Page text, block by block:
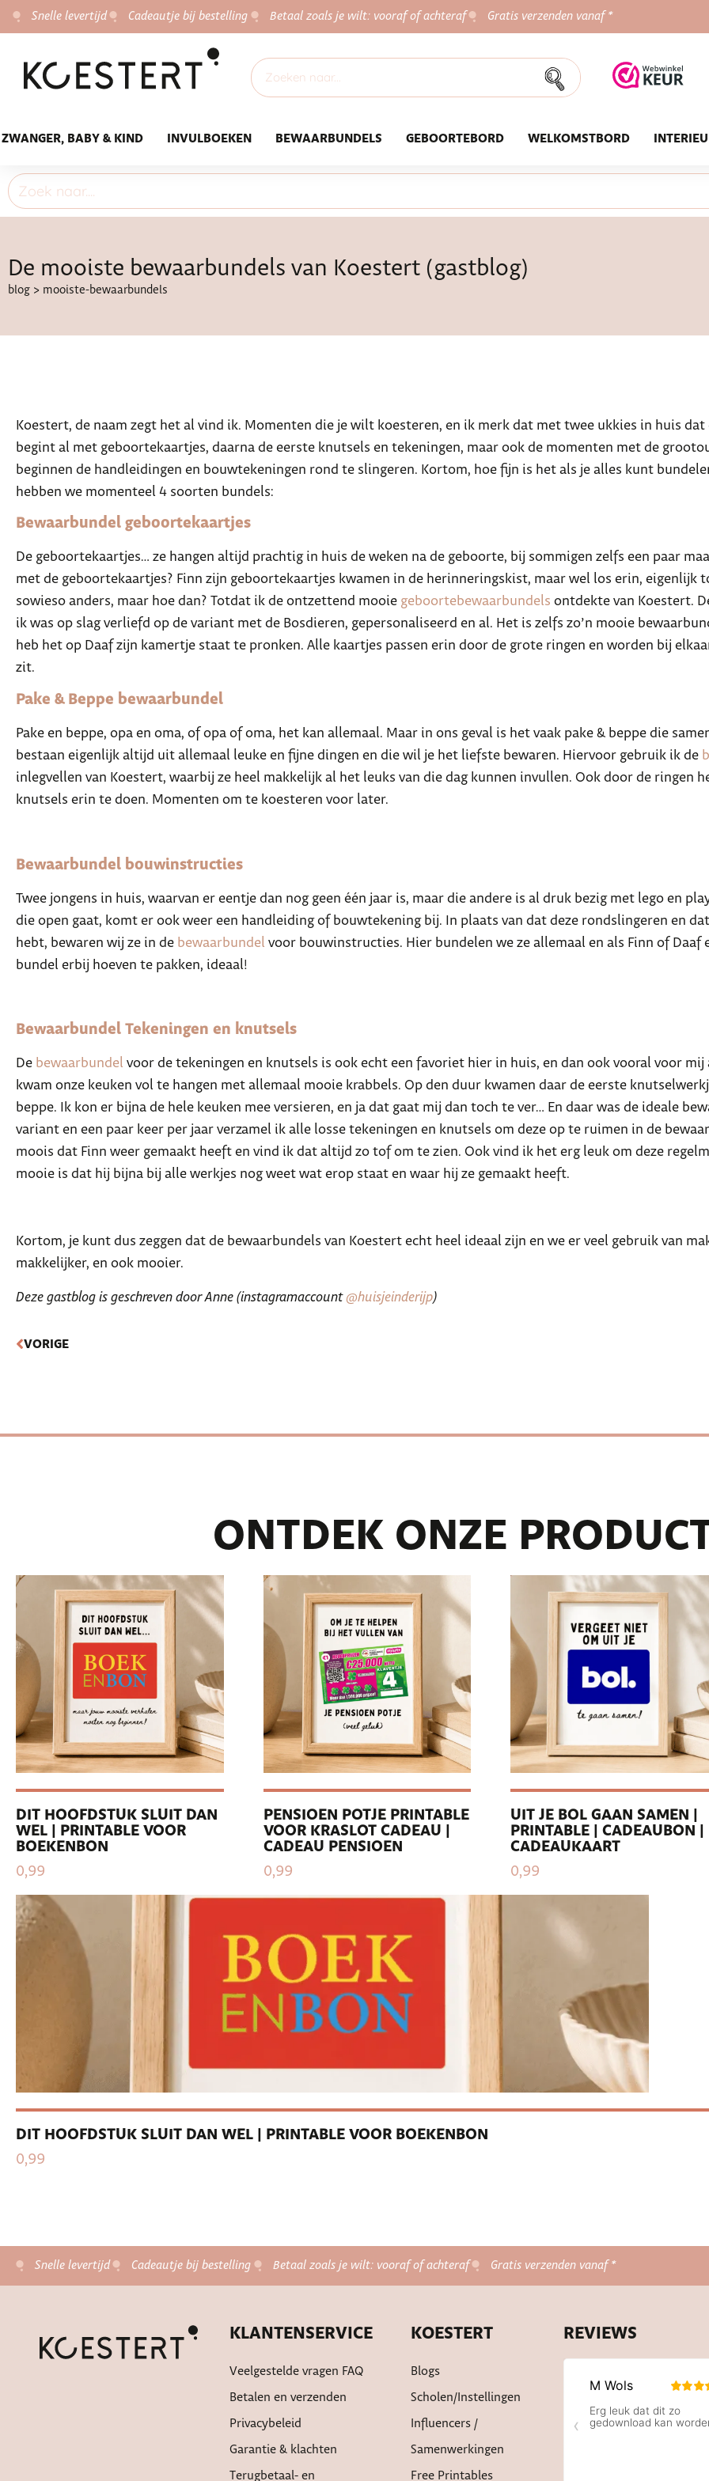
Snelle levertijd Cadeautje bij bestelling Betaal zoals je wilt: vooraf of achteraf Gratis verzenden vanaf *
ZWANGER, BABY & KIND INVULBOEKEN BEWAARBUNDELS GEBOORTEBORD WELKOMSTBORD
De mooiste bewaarbundels van Koestert (gastblog)
blog > mooiste-bewaarbundels
Koestert, de naam zegt het al vind ik. Momenten die je wilt koesteren, en ik merk dat met twee ukkies in huis
begint al met geboortekaartjes, daarna de eerste knutsels en tekeningen, maar ook de momenten met de
beginnen de handleidingen en bouwtekeningen rond te slingeren. Kortom, hoe fijn is het als je alles kunt
hebben we momenteel 4 soorten bundels:
Bewaarbundel geboortekaartjes
De geboortekaartjes… ze hangen altijd prachtig in huis de weken na de geboorte, bij sommigen zelfs een paar
met de geboortekaartjes? Finn zijn geboortekaartjes kwamen in de herinneringskist, maar wel los erin, eigenlijk
sowieso anders, maar hoe dan? Totdat ik de ontzettend mooie geboortebewaarbundels ontdekte van Koestert.
ik was op slag verliefd op de variant met de Bosdieren, gepersonaliseerd en al. Het is zelfs zo’n mooie
heb het op Daaf zijn kamertje staat te pronken. Alle kaartjes passen erin door de grote ringen en worden bij
zit.
Pake & Beppe bewaarbundel
Pake en beppe, opa en oma, of opa of oma, het kan allemaal. Maar in ons geval is het vaak pake & beppe die
bestaan eigenlijk altijd uit allemaal leuke en fijne dingen en die wil je het liefste bewaren. Hiervoor gebruik ik de
inlegvellen van Koestert, waarbij ze heel makkelijk al het leuks van die dag kunnen invullen. Ook door de ringen
knutsels erin te doen. Momenten om te koesteren voor later.
Bewaarbundel bouwinstructies
Twee jongens in huis, waarvan er eentje dan nog geen één jaar is, maar die andere is al druk bezig met lego en
die open gaat, komt er ook weer een handleiding of bouwtekening bij. In plaats van dat deze rondslingeren en
hebt, bewaren wij ze in de bewaarbundel voor bouwinstructies. Hier bundelen we ze allemaal en als Finn of Daaf
bundel erbij hoeven te pakken, ideaal!
Bewaarbundel Tekeningen en knutsels
De bewaarbundel voor de tekeningen en knutsels is ook echt een favoriet hier in huis, en dan ook vooral voor
kwam onze keuken vol te hangen met allemaal mooie krabbels. Op den duur kwamen daar de eerste
beppe. Ik kon er bijna de hele keuken mee versieren, en ja dat gaat mij dan toch te ver… En daar was de ideale
variant en een paar keer per jaar verzamel ik alle losse tekeningen en knutsels om deze op te ruimen in de
moois dat Finn weer gemaakt heeft en vind ik dat altijd zo tof om te zien. Ook vind ik het erg leuk om deze
mooie is dat hij bijna bij alle werkjes nog weet wat erop staat en waar hij ze gemaakt heeft.
Kortom, je kunt dus zeggen dat de bewaarbundels van Koestert echt heel ideaal zijn en we er veel gebruik van
makkelijker, en ook mooier.
Deze gastblog is geschreven door Anne (instagramaccount@huisjeinderijp)
VORIGE
ONTDEK ONZE
DIT HOOFDSTUK SLUIT DAN
WEL | PRINTABLE VOOR
BOEKENBON
0,99
PENSIOEN POTJE PRINTABLE
VOOR KRASLOT CADEAU |
CADEAU PENSIOEN
0,99
UIT JE BOL GAAN SAMEN |
PRINTABLE | CADEAUBON |
CADEAUKAART
0,99
DIT HOOFDSTUK SLUIT DAN WEL | PRINTABLE VOOR BOEKENBON
0,99
Snelle levertijd Cadeautje bij bestelling Betaal zoals je wilt: vooraf of achteraf Gratis verzenden vanaf *
KLANTENSERVICE
Veelgestelde vragen FAQ
Betalen en verzenden
Privacybeleid
Garantie & klachten
Terugbetaal- en
KOESTERT
Blogs
Scholen/instellingen
Influencers /
Samenwerkingen
Free Printables
REVIEWS